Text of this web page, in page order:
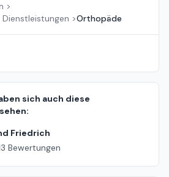
>
>Orthopäde
sich auch diese
Friedrich
Bewertungen